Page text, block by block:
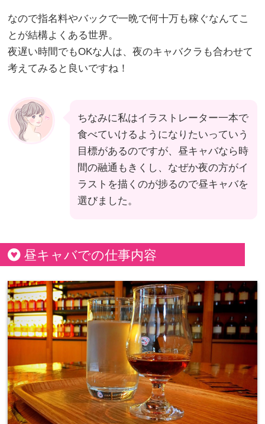
なので指名料やバックで一晩で何十万も稼ぐなんてこ
とが結構よくある世界。
夜遅い時間でもOKな人は、夜のキャバクラも合わせて
考えてみると良いですね！
ちなみに私はイラストレーター一本で
食べていけるようになりたいっていう
目標があるのですが、昼キャバなら時
間の融通もきくし、なぜか夜の方がイ
ラストを描くのが捗るので昼キャバを
選びました。
昼キャバでの仕事内容